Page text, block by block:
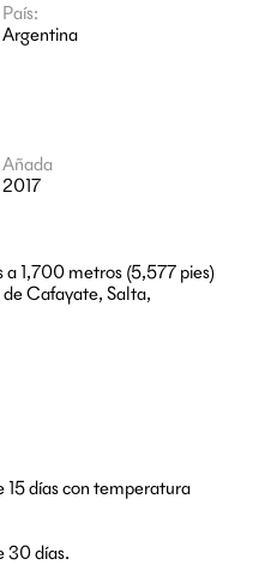
País:
Argentina
Añada
2017
a 1,700 metros (5,577 pies)
Cafayate, Salta,
días con temperatura
30 días.